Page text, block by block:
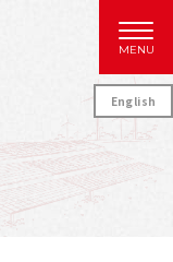
MENU
English